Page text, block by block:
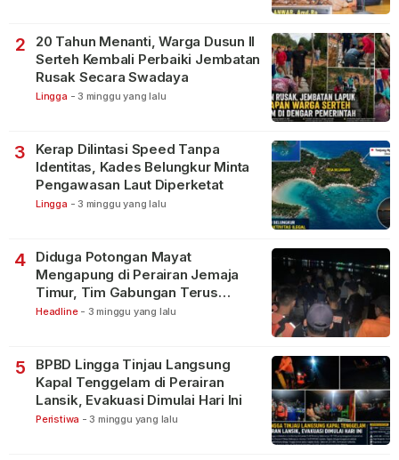
2
20 Tahun Menanti, Warga Dusun II
Serteh Kembali Perbaiki Jembatan
Rusak Secara Swadaya
Lingga - 3 minggu yang lalu
3
Kerap Dilintasi Speed Tanpa
Identitas, Kades Belungkur Minta
Pengawasan Laut Diperketat
Lingga - 3 minggu yang lalu
4
Diduga Potongan Mayat
Mengapung di Perairan Jemaja
Timur, Tim Gabungan Terus
Lakukan Pencarian
Headline - 3 minggu yang lalu
5
BPBD Lingga Tinjau Langsung
Kapal Tenggelam di Perairan
Lansik, Evakuasi Dimulai Hari Ini
Peristiwa - 3 minggu yang lalu